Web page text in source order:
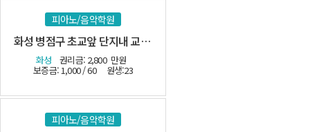
피아노/음악학원
화성 병점구 초교앞 단지내 교습소-(시설최상)
화성 권리금: 2,800 만원
보증금: 1,000 / 60 원생:23
피아노/음악학원